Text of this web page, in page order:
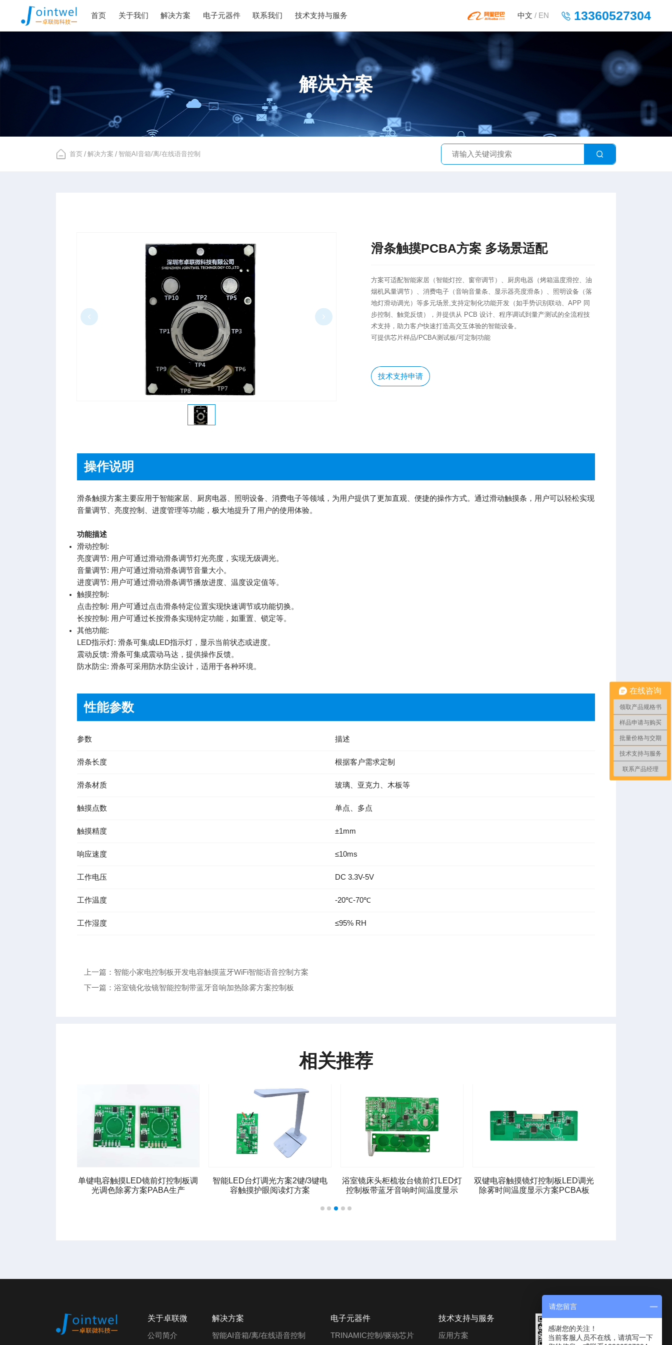
首页 关于我们 解决方案 电子元器件 联系我们 技术支持与服务 中文 / EN 13360527304
解决方案
首页 / 解决方案 / 智能AI音箱/离/在线语音控制
滑条触摸PCBA方案 多场景适配
方案可适配智能家居（智能灯控、窗帘调节）、厨房电器（烤箱温度滑控、油
烟机风量调节）、消费电子（音响音量条、显示器亮度滑条）、照明设备（落
地灯滑动调光）等多元场景,支持定制化功能开发（如手势识别联动、APP 同
步控制、触觉反馈），并提供从 PCB 设计、程序调试到量产测试的全流程技
术支持，助力客户快速打造高交互体验的智能设备。
可提供芯片样品/PCBA测试板/可定制功能
技术支持申请
操作说明
滑条触摸方案主要应用于智能家居、厨房电器、照明设备、消费电子等领域，为用户提供了更加直观、便捷的操作方式。通过滑动触摸条，用户可以轻松实现
音量调节、亮度控制、进度管理等功能，极大地提升了用户的使用体验。
功能描述
滑动控制:
亮度调节: 用户可通过滑动滑条调节灯光亮度，实现无级调光。
音量调节: 用户可通过滑动滑条调节音量大小。
进度调节: 用户可通过滑动滑条调节播放进度、温度设定值等。
触摸控制:
点击控制: 用户可通过点击滑条特定位置实现快速调节或功能切换。
长按控制: 用户可通过长按滑条实现特定功能，如重置、锁定等。
其他功能:
LED指示灯: 滑条可集成LED指示灯，显示当前状态或进度。
震动反馈: 滑条可集成震动马达，提供操作反馈。
防水防尘: 滑条可采用防水防尘设计，适用于各种环境。
性能参数
参数 描述
滑条长度 根据客户需求定制
滑条材质 玻璃、亚克力、木板等
触摸点数 单点、多点
触摸精度 ±1mm
响应速度 ≤10ms
工作电压 DC 3.3V-5V
工作温度 -20℃-70℃
工作湿度 ≤95% RH
上一篇：智能小家电控制板开发电容触摸蓝牙WiFi智能语音控制方案
下一篇：浴室镜化妆镜智能控制带蓝牙音响加热除雾方案控制板
相关推荐
单键电容触摸LED镜前灯控制板调
光调色除雾方案PABA生产
智能LED台灯调光方案2键/3键电
容触摸护眼阅读灯方案
浴室镜床头柜梳妆台镜前灯LED灯
控制板带蓝牙音响时间温度显示
双键电容触摸镜灯控制板LED调光
除雾时间温度显示方案PCBA板
关于卓联微
公司简介
解决方案
智能AI音箱/离/在线语音控制
电子元器件
TRINAMIC控制/驱动芯片
技术支持与服务
应用方案
在线咨询
领取产品规格书
样品申请与购买
批量价格与交期
技术支持与服务
联系产品经理
请您留言
感谢您的关注！
当前客服人员不在线，请填写一下